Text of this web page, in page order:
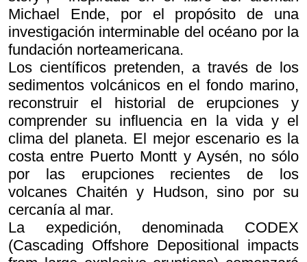
Michael Ende, por el propósito de una
investigación interminable del océano por la
fundación norteamericana.
Los científicos pretenden, a través de los
sedimentos volcánicos en el fondo marino,
reconstruir el historial de erupciones y
comprender su influencia en la vida y el
clima del planeta. El mejor escenario es la
costa entre Puerto Montt y Aysén, no sólo
por las erupciones recientes de los
volcanes Chaitén y Hudson, sino por su
cercanía al mar.
La expedición, denominada CODEX
(Cascading Offshore Depositional impacts